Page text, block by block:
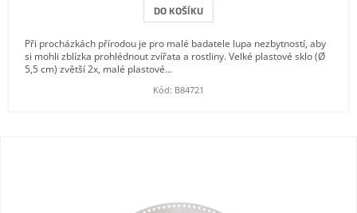
DO KOŠÍKU
Při procházkách přírodou je pro malé badatele lupa nezbytností, aby
si mohli zblízka prohlédnout zvířata a rostliny. Velké plastové sklo (Ø
5,5 cm) zvětší 2x, malé plastové...
Kód: B84721